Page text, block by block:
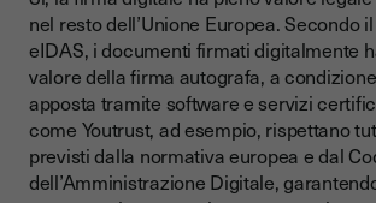
nel resto dell’Unione Europea. Secondo
eIDAS, i documenti firmati digitalmente
valore della firma autografa, a
apposta tramite software e servizi
come Youtrust, ad esempio, rispettano
previsti dalla normativa europea e dal
dell’Amministrazione Digitale,